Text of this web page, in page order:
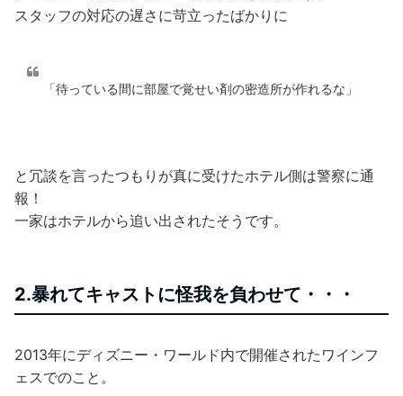
スタッフの対応の遅さに苛立ったばかりに
「待っている間に部屋で覚せい剤の密造所が作れるな」
と冗談を言ったつもりが真に受けたホテル側は警察に通
報！
一家はホテルから追い出されたそうです。
2.暴れてキャストに怪我を負わせて・・・
2013年にディズニー・ワールド内で開催されたワインフ
ェスでのこと。